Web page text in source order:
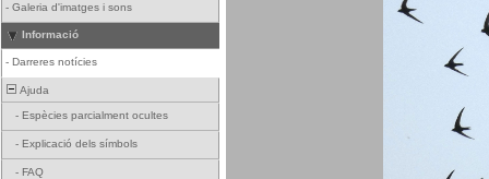
- Galeria d'imatges i sons
Informació
- Darreres notícies
Ajuda
- Espècies parcialment ocultes
- Explicació dels símbols
- FAQ